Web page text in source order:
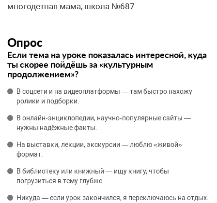
многодетная мама, школа №687
Опрос
Если тема на уроке показалась интересной, куда
ты скорее пойдёшь за «культурным
продолжением»?
В соцсети и на видеоплатформы — там быстро нахожу
ролики и подборки.
В онлайн‑энциклопедии, научно‑популярные сайты —
нужны надёжные факты.
На выставки, лекции, экскурсии — люблю «живой»
формат.
В библиотеку или книжный — ищу книгу, чтобы
погрузиться в тему глубже.
Никуда — если урок закончился, я переключаюсь на отдых.